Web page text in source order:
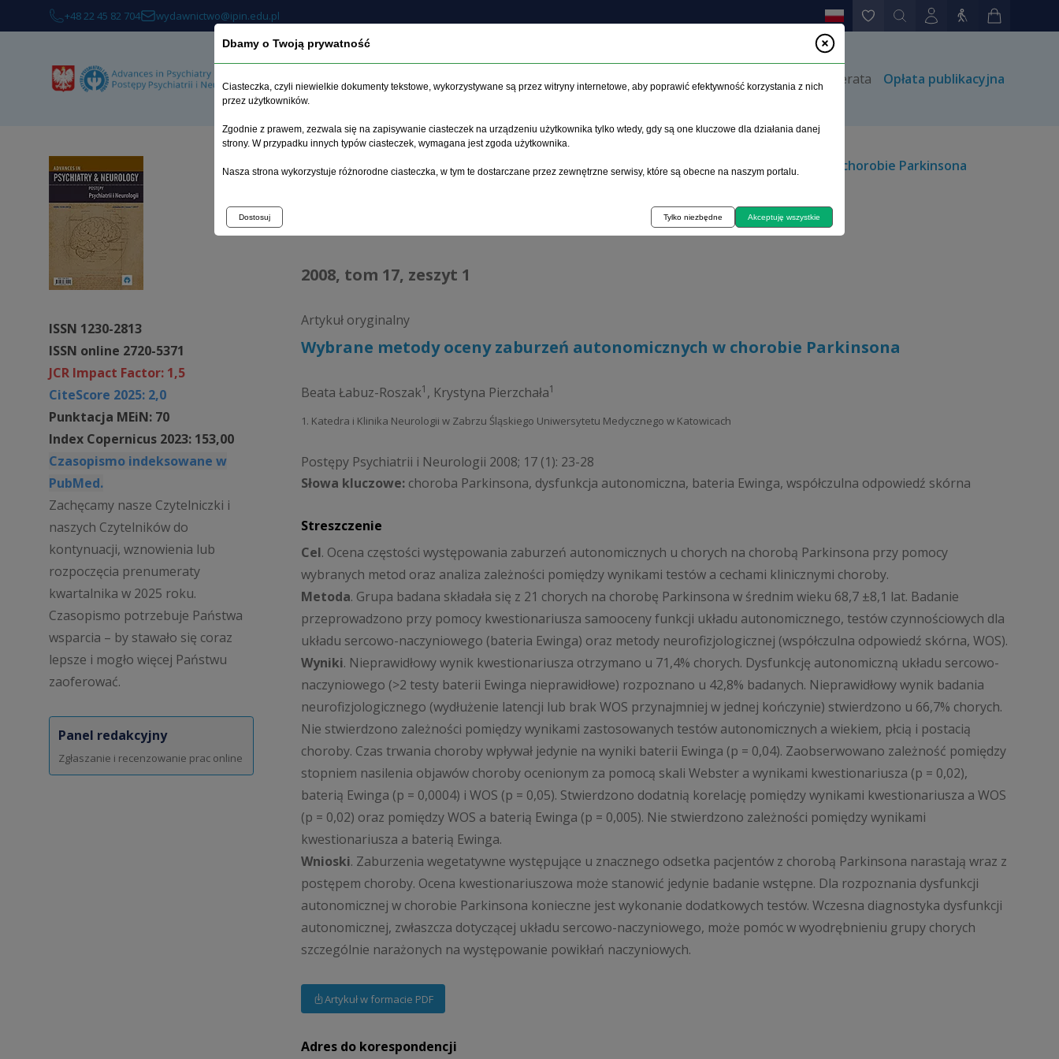
+48 22 45 82 704 wydawnictwo@ipin.edu.pl
O czasopiśmie Archiwum Etyka Instrukcja dla autorów Kontakt Prenumerata Opłata publikacyjna
ISSN 1230-2813
ISSN online 2720-5371
JCR Impact Factor: 1,5
CiteScore 2025: 2,0
Punktacja MEiN: 70
Index Copernicus 2023: 153,00
Czasopismo indeksowane w
PubMed.
Zachęcamy nasze Czytelniczki i
naszych Czytelników do
kontynuacji, wznowienia lub
rozpoczęcia prenumeraty
kwartalnika w 2025 roku.
Czasopismo potrzebuje Państwa
wsparcia – by stawało się coraz
lepsze i mogło więcej Państwu
zaoferować.
Panel redakcyjny
Zgłaszanie i recenzowanie prac online
Strona główna >Archiwum>zeszyt 1>Wybrane metody oceny zaburzeń autonomicznych w chorobie Parkinsona
2008, tom 17, zeszyt 1
Artykuł oryginalny
Wybrane metody oceny zaburzeń autonomicznych w chorobie Parkinsona
Beata Łabuz-Roszak1 , Krystyna Pierzchała1
1. Katedra i Klinika Neurologii w Zabrzu Śląskiego Uniwersytetu Medycznego w Katowicach
Postępy Psychiatrii i Neurologii 2008; 17 (1): 23-28
Słowa kluczowe: choroba Parkinsona, dysfunkcja autonomiczna, bateria Ewinga, współczulna odpowiedź skórna
Streszczenie
Cel. Ocena częstości występowania zaburzeń autonomicznych u chorych na chorobą Parkinsona przy pomocy
wybranych metod oraz analiza zależności pomiędzy wynikami testów a cechami klinicznymi choroby.
Metoda. Grupa badana składała się z 21 chorych na chorobę Parkinsona w średnim wieku 68,7 ±8,1 lat. Badanie
przeprowadzono przy pomocy kwestionariusza samooceny funkcji układu autonomicznego, testów czynnościowych dla
układu sercowo-naczyniowego (bateria Ewinga) oraz metody neurofizjologicznej (współczulna odpowiedź skórna, WOS).
Wyniki. Nieprawidłowy wynik kwestionariusza otrzymano u 71,4% chorych. Dysfunkcję autonomiczną układu sercowo-
naczyniowego (>2 testy baterii Ewinga nieprawidłowe) rozpoznano u 42,8% badanych. Nieprawidłowy wynik badania
neurofizjologicznego (wydłużenie latencji lub brak WOS przynajmniej w jednej kończynie) stwierdzono u 66,7% chorych.
Nie stwierdzono zależności pomiędzy wynikami zastosowanych testów autonomicznych a wiekiem, płcią i postacią
choroby. Czas trwania choroby wpływał jedynie na wyniki baterii Ewinga (p = 0,04). Zaobserwowano zależność pomiędzy
stopniem nasilenia objawów choroby ocenionym za pomocą skali Webster a wynikami kwestionariusza (p = 0,02),
baterią Ewinga (p = 0,0004) i WOS (p = 0,05). Stwierdzono dodatnią korelację pomiędzy wynikami kwestionariusza a WOS
(p = 0,02) oraz pomiędzy WOS a baterią Ewinga (p = 0,005). Nie stwierdzono zależności pomiędzy wynikami
kwestionariusza a baterią Ewinga.
Wnioski. Zaburzenia wegetatywne występujące u znacznego odsetka pacjentów z chorobą Parkinsona narastają wraz z
postępem choroby. Ocena kwestionariuszowa może stanowić jedynie badanie wstępne. Dla rozpoznania dysfunkcji
autonomicznej w chorobie Parkinsona konieczne jest wykonanie dodatkowych testów. Wczesna diagnostyka dysfunkcji
autonomicznej, zwłaszcza dotyczącej układu sercowo-naczyniowego, może pomóc w wyodrębnieniu grupy chorych
szczególnie narażonych na występowanie powikłań naczyniowych.
Artykuł w formacie PDF
Adres do korespondencji
Dbamy o Twoją prywatność
Ciasteczka, czyli niewielkie dokumenty tekstowe, wykorzystywane są przez witryny internetowe, aby poprawić efektywność korzystania z nich
przez użytkowników.
Zgodnie z prawem, zezwala się na zapisywanie ciasteczek na urządzeniu użytkownika tylko wtedy, gdy są one kluczowe dla działania danej
strony. W przypadku innych typów ciasteczek, wymagana jest zgoda użytkownika.
Nasza strona wykorzystuje różnorodne ciasteczka, w tym te dostarczane przez zewnętrzne serwisy, które są obecne na naszym portalu.
Dostosuj Tylko niezbędne Akceptuję wszystkie